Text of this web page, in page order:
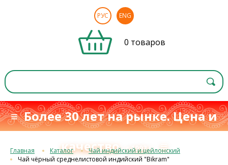
РУС ENG
0 товаров
≡ Более 30 лет на рынке. Цена и
качествос 1993 г.≡
Главная Каталог
Чай индийский и цейлонский
Чай чёрный среднелистовой индийский "Bikram"